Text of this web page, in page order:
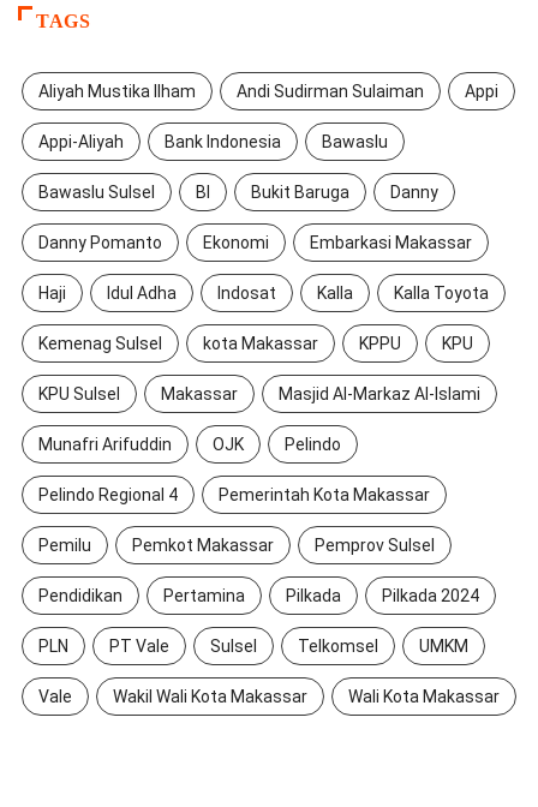
TAGS
Aliyah Mustika Ilham Andi Sudirman Sulaiman Appi
Appi-Aliyah Bank Indonesia Bawaslu
Bawaslu Sulsel BI Bukit Baruga Danny
Danny Pomanto Ekonomi Embarkasi Makassar
Haji Idul Adha Indosat Kalla Kalla Toyota
Kemenag Sulsel kota Makassar KPPU KPU
KPU Sulsel Makassar Masjid Al-Markaz Al-Islami
Munafri Arifuddin OJK Pelindo
Pelindo Regional 4 Pemerintah Kota Makassar
Pemilu Pemkot Makassar Pemprov Sulsel
Pendidikan Pertamina Pilkada Pilkada 2024
PLN PT Vale Sulsel Telkomsel UMKM
Vale Wakil Wali Kota Makassar Wali Kota Makassar